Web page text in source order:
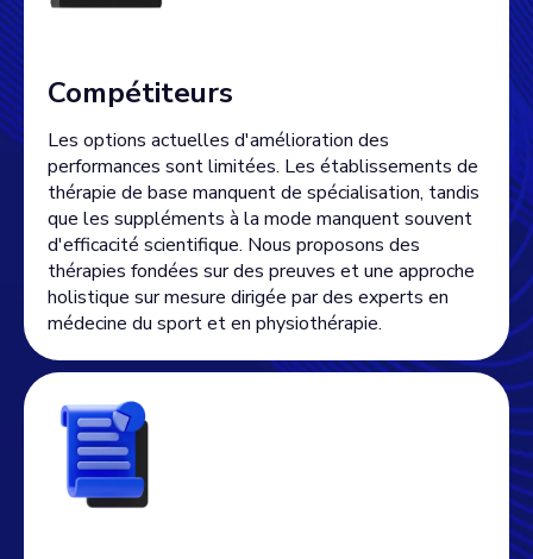
Compétiteurs
Les options actuelles d'amélioration des
performances sont limitées. Les établissements de
thérapie de base manquent de spécialisation, tandis
que les suppléments à la mode manquent souvent
d'efficacité scientifique. Nous proposons des
thérapies fondées sur des preuves et une approche
holistique sur mesure dirigée par des experts en
médecine du sport et en physiothérapie.